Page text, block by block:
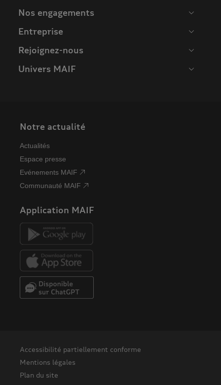
Nos engagements
Entreprise
Rejoignez-nous
Univers MAIF
Notre actualité
Actualités
Espace presse
Evénements MAIF
Communauté MAIF
Application MAIF
Accessibilité partiellement conforme
Mentions légales
Plan du site